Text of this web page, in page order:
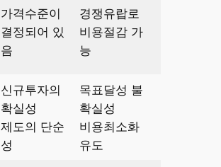
가격수준이
결정되어 있
음
경쟁유랍로
비용절감 가
능
신규투자의
확실성
제도의 단순
성
목표달성 불
확실성
비용최소화
유도